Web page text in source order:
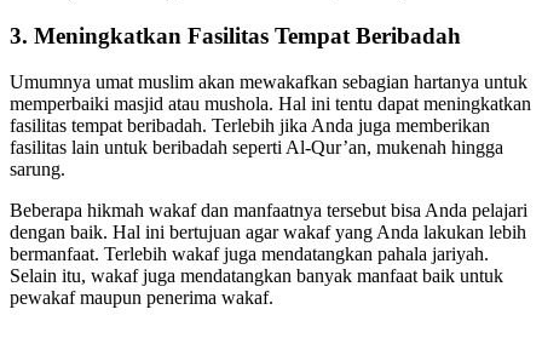
3. Meningkatkan Fasilitas Tempat Beribadah
Umumnya umat muslim akan mewakafkan sebagian hartanya untuk
memperbaiki masjid atau mushola. Hal ini tentu dapat meningkatkan
fasilitas tempat beribadah. Terlebih jika Anda juga memberikan
fasilitas lain untuk beribadah seperti Al-Qur’an, mukenah hingga
sarung.
Beberapa hikmah wakaf dan manfaatnya tersebut bisa Anda pelajari
dengan baik. Hal ini bertujuan agar wakaf yang Anda lakukan lebih
bermanfaat. Terlebih wakaf juga mendatangkan pahala jariyah.
Selain itu, wakaf juga mendatangkan banyak manfaat baik untuk
pewakaf maupun penerima wakaf.